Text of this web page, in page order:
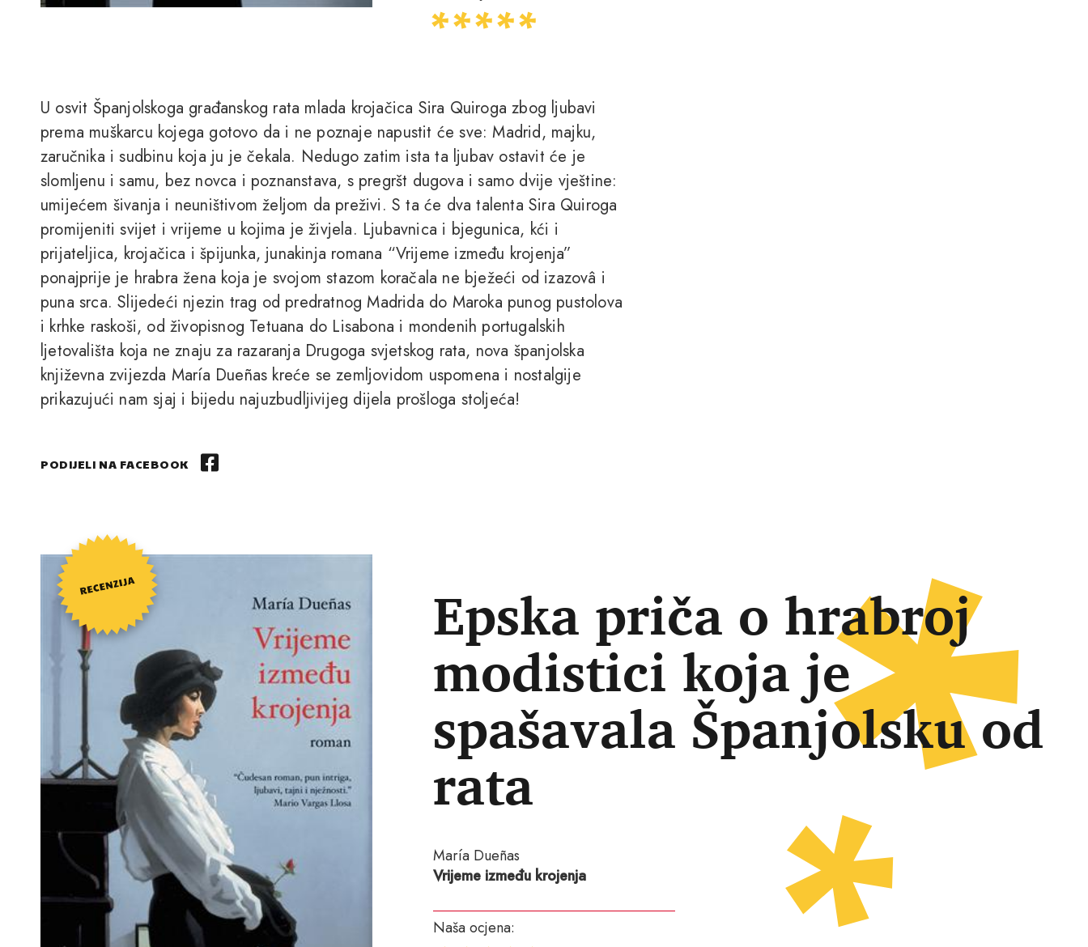
U osvit Španjolskoga građanskog rata mlada krojačica Sira Quiroga zbog ljubavi
prema muškarcu kojega gotovo da i ne poznaje napustit će sve: Madrid, majku,
zaručnika i sudbinu koja ju je čekala. Nedugo zatim ista ta ljubav ostavit će je
slomljenu i samu, bez novca i poznanstava, s pregršt dugova i samo dvije vještine:
umijećem šivanja i neuništivom željom da preživi. S ta će dva talenta Sira Quiroga
promijeniti svijet i vrijeme u kojima je živjela. Ljubavnica i bjegunica, kći i
prijateljica, krojačica i špijunka, junakinja romana “Vrijeme između krojenja”
ponajprije je hrabra žena koja je svojom stazom koračala ne bježeći od izazovâ i
puna srca. Slijedeći njezin trag od predratnog Madrida do Maroka punog pustolova
i krhke raskoši, od živopisnog Tetuana do Lisabona i mondenih portugalskih
ljetovališta koja ne znaju za razaranja Drugoga svjetskog rata, nova španjolska
književna zvijezda María Dueñas kreće se zemljovidom uspomena i nostalgije
prikazujući nam sjaj i bijedu najuzbudljivijeg dijela prošloga stoljeća!
PODIJELI NA FACEBOOK
Epska priča o hrabroj
modistici koja je
spašavala Španjolsku od
rata
María Dueñas
Vrijeme između krojenja
Naša ocjena: